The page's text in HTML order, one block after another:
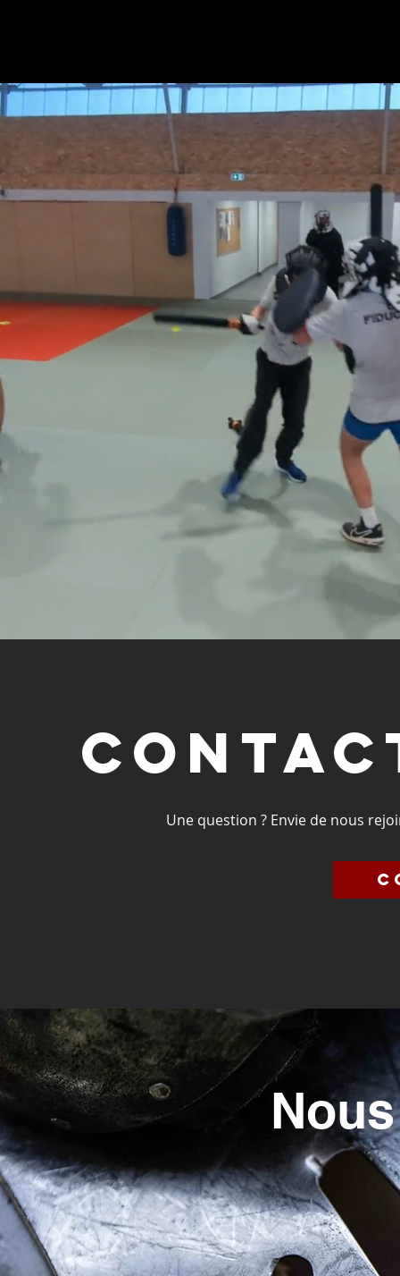
Une question ? Envie de nous